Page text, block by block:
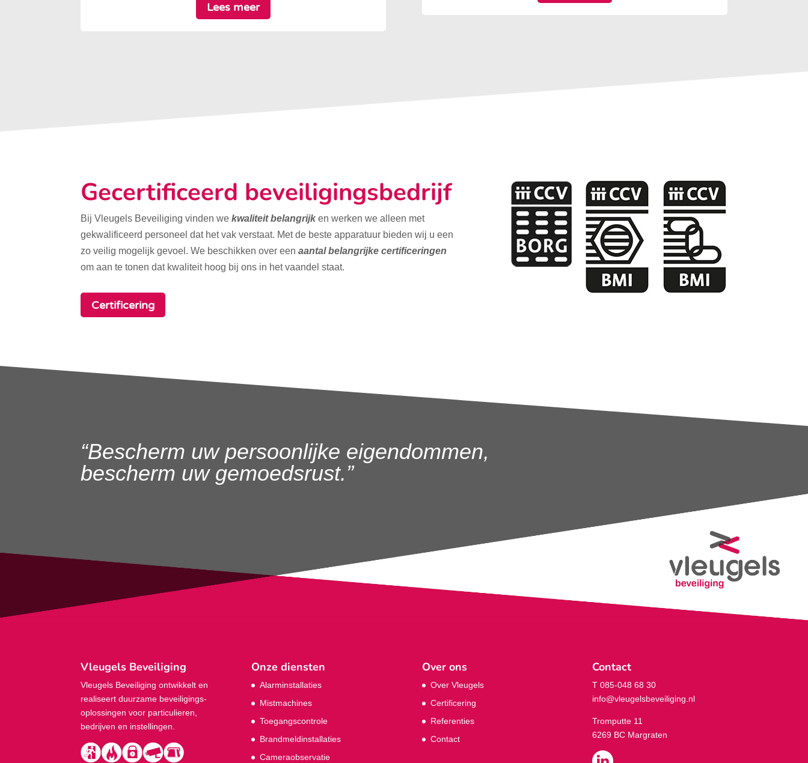
Lees meer
Gecertificeerd beveiligingsbedrijf
Bij Vleugels Beveiliging vinden wekwaliteit belangrijk en werken we alleen met
gekwalificeerd personeel dat het vak verstaat. Met de beste apparatuur bieden wij u een
zo veilig mogelijk gevoel. We beschikken over eenaantal belangrijke certificeringen
om aan te tonen dat kwaliteit hoog bij ons in het vaandel staat.
Certificering
“Bescherm uw persoonlijke eigendommen,
bescherm uw gemoedsrust.”
Vleugels Beveiliging
Vleugels Beveiliging ontwikkelt en
realiseert duurzame beveiligings­
oplossingen voor particulieren,
bedrijven en instellingen.
Onze diensten
Alarminstallaties
Mistmachines
Toegangscontrole
Brandmeldinstallaties
Cameraobservatie
Over ons
Over Vleugels
Certificering
Referenties
Contact
Contact
T 085-048 68 30
info@vleugelsbeveiliging.nl
Tromputte 11
6269 BC Margraten